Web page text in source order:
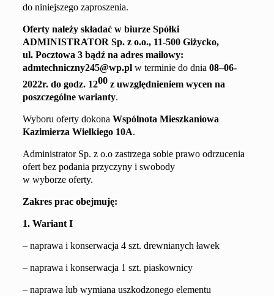
do niniejszego zaproszenia.
Oferty należy składaćw biurze Spółki
ADMINISTRATORSp. z o.o., 11-500 Giżycko,
ul. Pocztowa 3bądź na adres mailowy:
admtechniczny245@wp.pl w terminie do dnia08–06-
2022r. do godz. 1200z uwzględnieniemwycen na
poszczególnewarianty.
Wyboru oferty dokonaWspólnota Mieszkaniowa
Kazimierza Wielkiego 10A.
Administrator Sp. z o.o zastrzega sobie prawo odrzucenia
ofert bez podania przyczyny i swobody
w wyborze oferty.
Zakres prac obejmuję:
1. Wariant I
– naprawa i konserwacja 4 szt. drewnianych ławek
– naprawa i konserwacja 1 szt. piaskownicy
– naprawa lub wymiana uszkodzonego elementu